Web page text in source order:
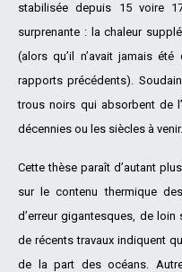
stabilisée depuis 15 voire
surprenante : la chaleur
(alors qu’il n’avait jamais
rapports précédents).
trous noirs qui absorbent de
décennies ou les siècles à
Cette thèse paraît d’autant
sur le contenu thermique
d’erreur gigantesques, de loin
de récents travaux indiquent
de la part des océans.